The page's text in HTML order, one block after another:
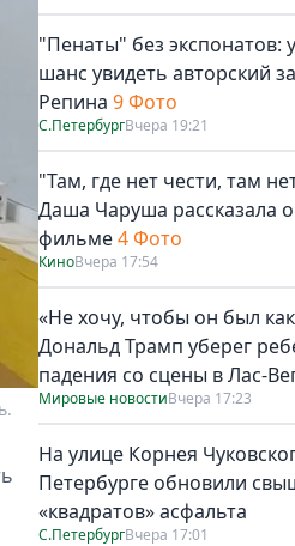
"Пенаты" без экспонатов:
шанс увидеть авторский
Репина 9 Фото
С.ПетербургВчера 19:21
"Там, где нет чести, там
Даша Чаруша рассказала
фильме4 Фото
КиноВчера 17:54
«Не хочу, чтобы он был
Дональд Трамп уберег
падения со сцены в Лас-
Мировые новостиВчера 17:23
На улице Корнея
Петербурге обновили
«квадратов» асфальта
С.ПетербургВчера 17:01